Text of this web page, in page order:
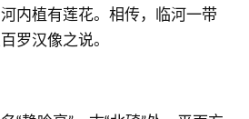
内植有莲花。相传，临河一带
罗汉像之说。